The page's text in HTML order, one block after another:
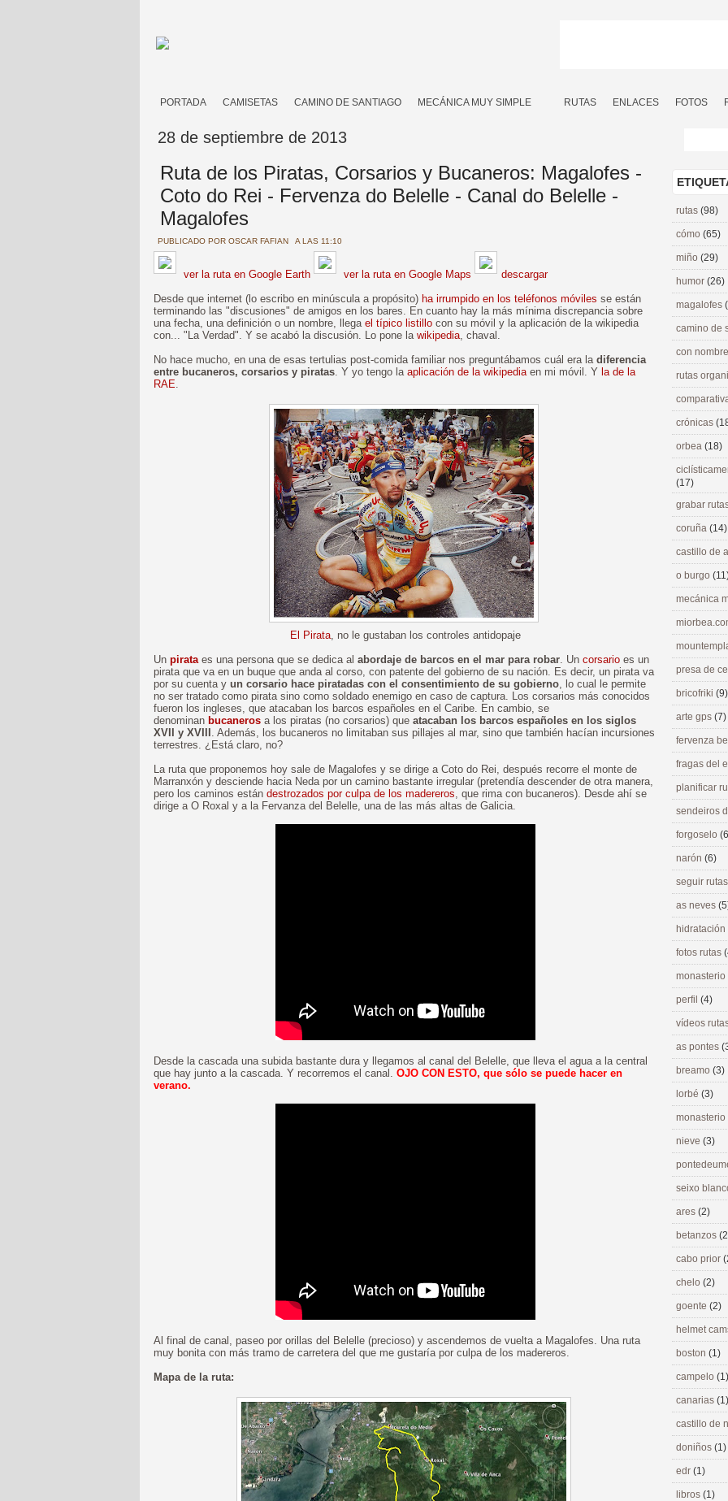
PORTADA CAMISETAS CAMINO DE SANTIAGO MECÁNICA MUY SIMPLE RUTAS ENLACES FOTOS
28 de septiembre de 2013
Ruta de los Piratas, Corsarios y Bucaneros: Magalofes -
Coto do Rei - Fervenza do Belelle - Canal do Belelle -
Magalofes
PUBLICADO POR OSCAR FAFIAN A LAS 11:10
ver la ruta en Google Earth ver la ruta en Google Maps
descargar
Desde que internet (lo escribo en minúscula a propósito) ha irrumpido en los teléfonos móviles se están
terminando las "discusiones" de amigos en los bares. En cuanto hay la más mínima discrepancia sobre
una fecha, una definición o un nombre, llega el típico listillo con su móvil y la aplicación de la wikipedia
con... "La Verdad". Y se acabó la discusión. Lo pone la wikipedia, chaval.
No hace mucho, en una de esas tertulias post-comida familiar nos preguntábamos cuál era la diferencia
entre bucaneros, corsarios y piratas. Y yo tengo la aplicación de la wikipediaen mi móvil. Y la de la
RAE.
El Pirata, no le gustaban los controles antidopaje
Un pirataes una persona que se dedica al abordaje de barcos en el mar para robar. Un corsario es un
pirata que va en un buque que anda al corso, con patente del gobierno de su nación. Es decir, un pirata va
por su cuenta y un corsario hace piratadas con el consentimiento de su gobierno, lo cual le permite
no ser tratado como pirata sino como soldado enemigo en caso de captura. Los corsarios más conocidos
fueron los ingleses, que atacaban los barcos españoles en el Caribe. En cambio, se
denominan bucaneros a los piratas (no corsarios) que atacaban los barcos españoles en los siglos
XVII y XVIII . Además, los bucaneros no limitaban sus pillajes al mar, sino que también hacían incursiones
terrestres. ¿Está claro, no?
La ruta que proponemos hoy sale de Magalofes y se dirige a Coto do Rei, después recorre el monte de
Marranxón y desciende hacia Neda por un camino bastante irregular (pretendía descender de otra manera,
pero los caminos están destrozados por culpa de los madereros, que rima con bucaneros). Desde ahí se
dirige a O Roxal y a la Fervanza del Belelle, una de las más altas de Galicia.
Desde la cascada una subida bastante dura y llegamos al canal del Belelle, que lleva el agua a la central
que hay junto a la cascada. Y recorremos el canal. OJO CON ESTO, que sólo se puede hacer en
verano.
Al final de canal, paseo por orillas del Belelle (precioso) y ascendemos de vuelta a Magalofes. Una ruta
muy bonita con más tramo de carretera del que me gustaría por culpa de los madereros.
Mapa de la ruta:
rutas (98)
cómo (65)
miño (29)
humor (26)
magalofes
camino de
con
rutas
crónicas
orbea (18)
(17)
grabar
coruña (14)
castillo de
o burgo
mecánica
presa de
bricofriki (9)
arte gps (7)
fervenza
fragas del
planificar
sendeiros
forgoselo
narón (6)
seguir
as neves
hidratación
fotos rutas
perfil (4)
vídeos
as pontes
breamo (3)
lorbé (3)
nieve (3)
seixo
ares (2)
betanzos
cabo prior
chelo (2)
goente (2)
helmet
boston (1)
campelo (1)
canarias (1)
castillo de
doniños (1)
edr (1)
libros (1)